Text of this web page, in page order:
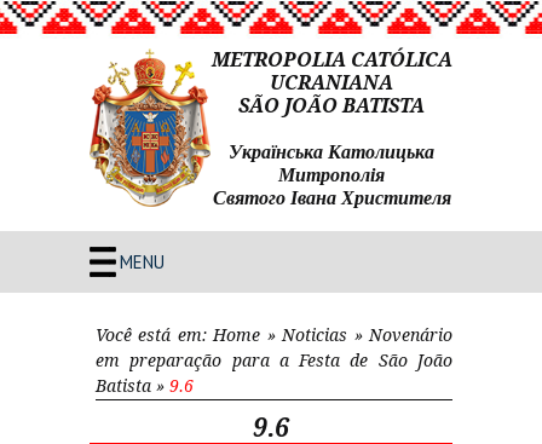
METROPOLIA CATÓLICA
UCRANIANA
SÃO JOÃO BATISTA
Українська Католицька
Митрополія
Святого Івана Христителя
MENU
Você está em: Home » Noticias » Novenário
em preparação para a Festa de São João
Batista » 9.6
9.6